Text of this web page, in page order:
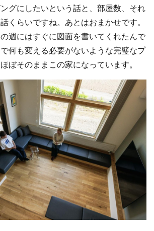
グにしたいという話と、部屋数、それ
くらいですね。あとはおまかせです。
週にはすぐに図面を書いてくれたんで
何も変える必要がないような完璧なプ
ぼそのままこの家になっています。